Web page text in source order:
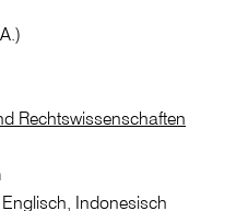
Rechtswissenschaften
Indonesisch